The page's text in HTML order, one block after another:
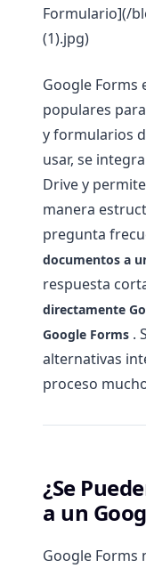
Formulario](/
(1).jpg)
Google Forms
populares
y formularios
usar, se
Drive y
manera
pregunta
documentos a
respuesta
directamente
Google Forms .
alternativas
proceso
¿Se
a un
Google Forms